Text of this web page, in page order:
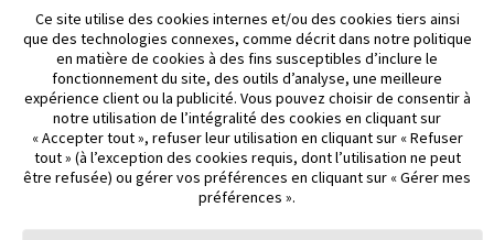
contacter la Commission Nationale de l’Informatique et des Libertés
www.cnil.fr). Pour en savoir plus sur la manière dont nous traitons vos
données, veuillez consulter notre Politique de confidentialité.
Abbott France
40-48 rue d'Arcueil
SAS au capital de 100 685 231 euros
602 950 206 RCS Créteil
© 2026 Abbott. Tous droits réservés.
Ce site utilise des cookies internes et/ou des cookies tiers ainsi
que des technologies connexes, comme décrit dans notre politique
en matière de cookies à des fins susceptibles d’inclure le
fonctionnement du site, des outils d’analyse, une meilleure
expérience client ou la publicité. Vous pouvez choisir de consentir à
notre utilisation de l’intégralité des cookies en cliquant sur
« Accepter tout », refuser leur utilisation en cliquant sur « Refuser
tout » (à l’exception des cookies requis, dont l’utilisation ne peut
être refusée) ou gérer vos préférences en cliquant sur « Gérer mes
préférences ».